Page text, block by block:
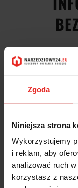
Zgoda
Niniejsza strona
Wykorzystujemy
i reklam, aby
analizować ruch
korzystasz z
pomiarem kąta
Stahlwille
pomiarem kąta obrotu,
wyzwalającym.
danych przez łącze
dokładność 1%.
Blokada
zgubieniu narzędzi